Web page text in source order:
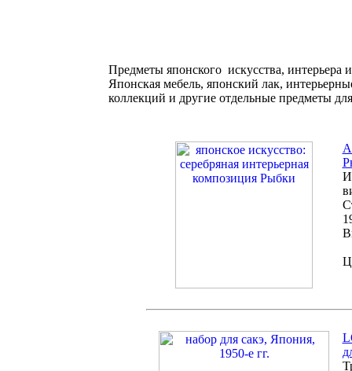
Предметы японского искусства, интерьера
Японская мебель, японский лак,
коллекций и другие отдельные предметы